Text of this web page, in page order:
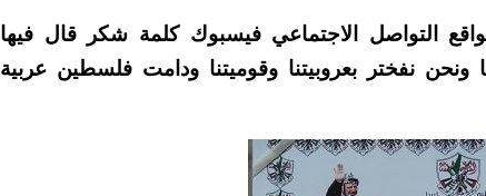
التواصل الاجتماعي فيسبوك كلمة شكر قال فيها
نفختر بعروبيتنا وقوميتنا ودامت فلسطين عربية